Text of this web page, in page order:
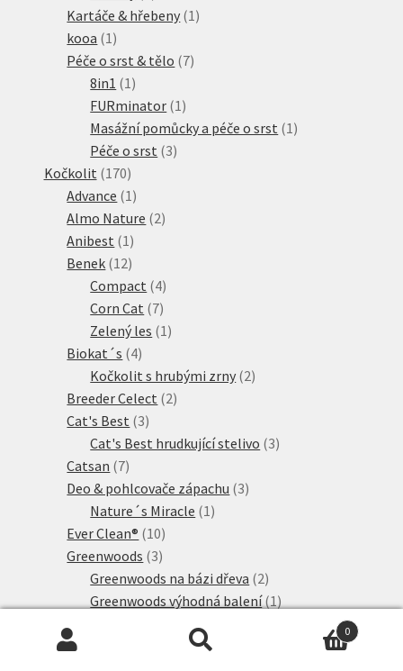
produktů
Kartáče & hřebeny 1 1
kooa 1 1
produkt
Péče o srst & tělo 77
8in1 1 1
produkt
FURminator 1 1
produkt
Masážní pomůcky a péče o srst 1 1
Péče o srst 33
Kočkolit 170170
produktů
Advance 1 1
produkt
Almo Nature 22
Anibest 1 1
produkt
Benek 1212
produktů
Compact 44
produkty
Corn Cat 77
produktů
Zelený les 1 1
Biokat´s 44
produkty
Kočkolit s hrubými zrny 22
Breeder Celect 22
Cat's Best 33
produkty
Cat's Best hrudkující stelivo 33
Catsan 77
produktů
Deo & pohlcovače zápachu 33
Nature´s Miracle 1 1
Ever Clean® 1010
produktů
Greenwoods 33
produkty
Greenwoods na bázi dřeva 22
produkty
Greenwoods výhodná balení 11
produktů
0